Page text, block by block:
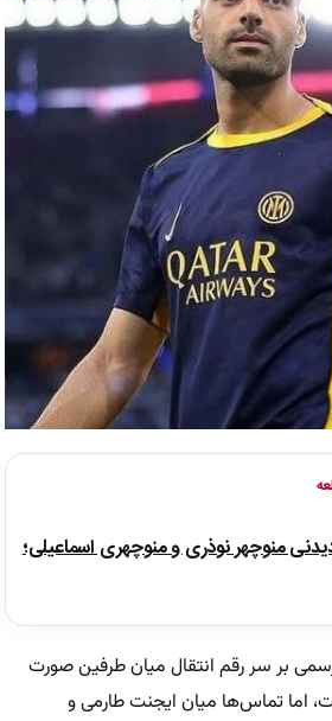
منوچهر نوذری و منوچهری اسماعیلی؛
بر سر رقم انتقال میان طرفین صورت
اما تماس‌ها میان ایجنت طارمی و